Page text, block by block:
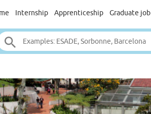
Internship Apprenticeship Graduate job